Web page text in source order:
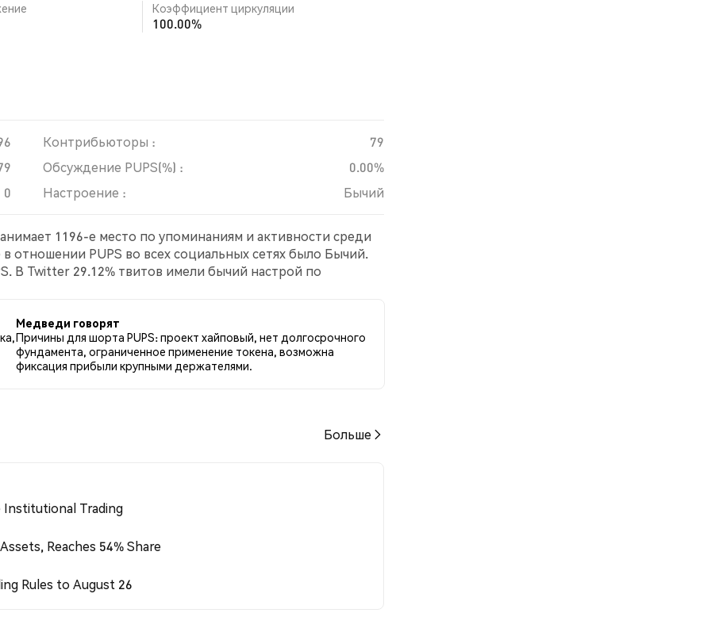
Коэффициент циркуляции
100.00%
Контрибьюторы :
79
Обсуждение PUPS(%) :
0.00%
0 Настроение : Бычий
1196-е место по упоминаниям и активности среди
отношении PUPS во всех социальных сетях было Бычий.
В Twitter 29.12% твитов имели бычий настрой по
Медведи говорят
Причины для шорта PUPS: проект хайповый, нет долгосрочного
фундамента, ограниченное применение токена, возможна
фиксация прибыли крупными держателями.
Больше
Institutional Trading
Reaches 54% Share
Rules to August 26